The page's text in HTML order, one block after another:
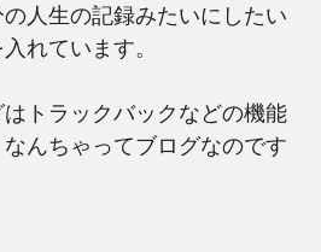
人生の記録みたいにしたい
れています。
トラックバックなどの機能
んちゃってブログなのです